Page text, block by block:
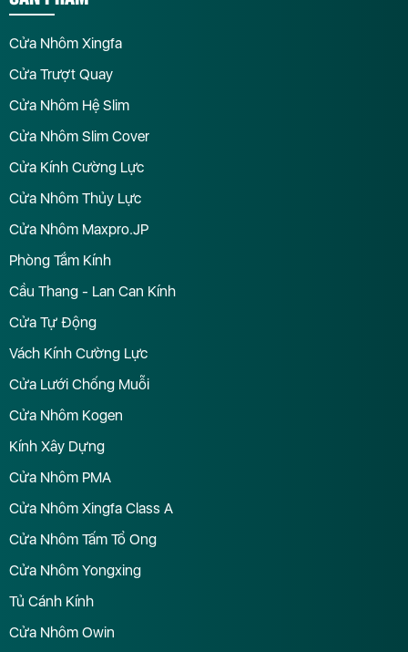
Cửa Nhôm Xingfa
Cửa Trượt Quay
Cửa Nhôm Hệ Slim
Cửa Nhôm Slim Cover
Cửa Kính Cường Lực
Cửa Nhôm Thủy Lực
Cửa Nhôm Maxpro.JP
Phòng Tắm Kính
Cầu Thang - Lan Can Kính
Cửa Tự Động
Vách Kính Cường Lực
Cửa Lưới Chống Muỗi
Cửa Nhôm Kogen
Kính Xây Dựng
Cửa Nhôm PMA
Cửa Nhôm Xingfa Class A
Cửa Nhôm Tấm Tổ Ong
Cửa Nhôm Yongxing
Tủ Cánh Kính
Cửa Nhôm Owin